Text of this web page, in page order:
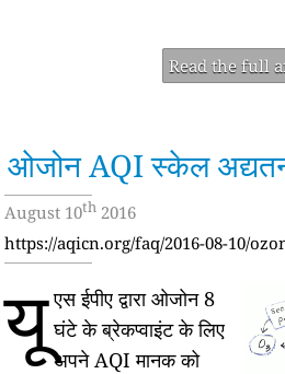
Read the full
ओजोन AQI स्केल
August 10th 2016
https://aqicn.org/faq/2016-08-10/
यूएस ईपीए द्वारा ओजोन 8
घंटे के ब्रेकप्वाइंट के लिए
अपने AQI मानक को